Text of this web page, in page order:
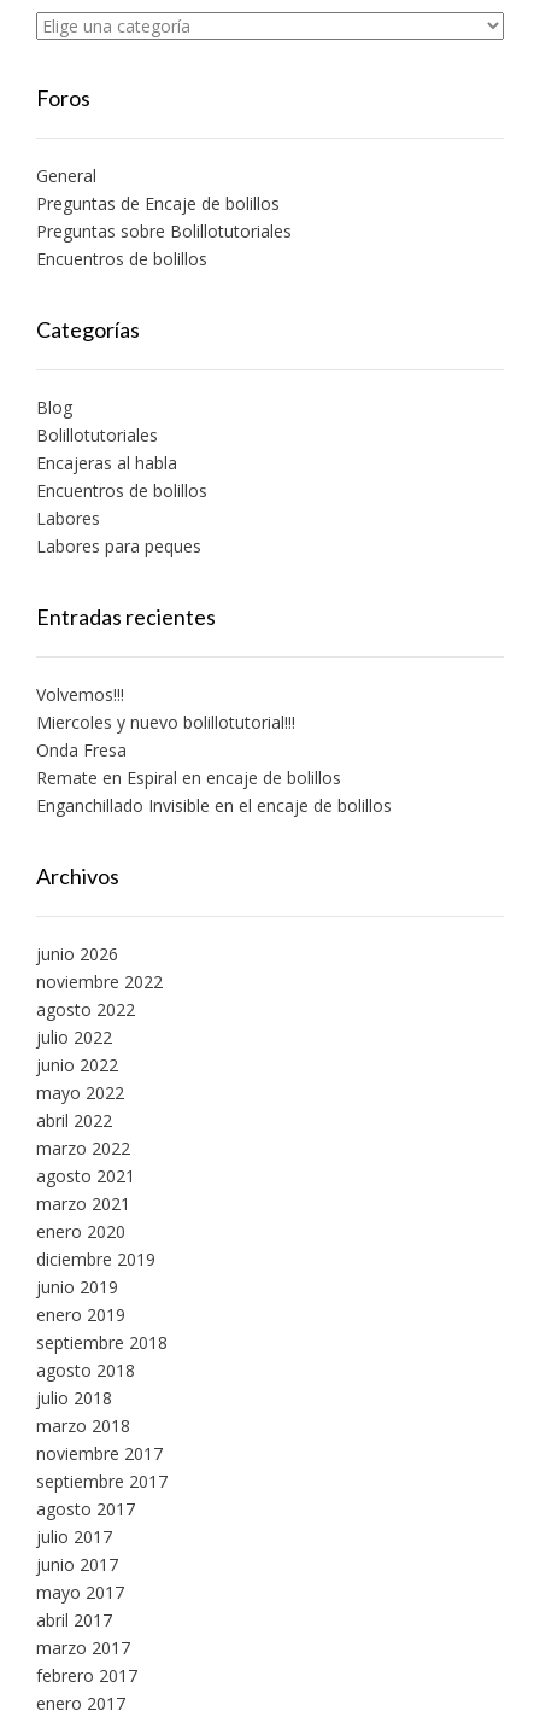
Foros
General
Preguntas de Encaje de bolillos
Preguntas sobre Bolillotutoriales
Encuentros de bolillos
Categorías
Blog
Bolillotutoriales
Encajeras al habla
Encuentros de bolillos
Labores
Labores para peques
Entradas recientes
Volvemos!!!
Miercoles y nuevo bolillotutorial!!!
Onda Fresa
Remate en Espiral en encaje de bolillos
Enganchillado Invisible en el encaje de bolillos
Archivos
junio 2026
noviembre 2022
agosto 2022
julio 2022
junio 2022
mayo 2022
abril 2022
marzo 2022
agosto 2021
marzo 2021
enero 2020
diciembre 2019
junio 2019
enero 2019
septiembre 2018
agosto 2018
julio 2018
marzo 2018
noviembre 2017
septiembre 2017
agosto 2017
julio 2017
junio 2017
mayo 2017
abril 2017
marzo 2017
febrero 2017
enero 2017